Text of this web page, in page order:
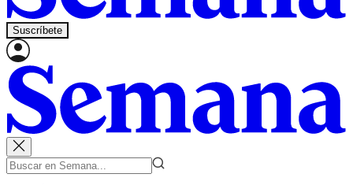
Suscríbete